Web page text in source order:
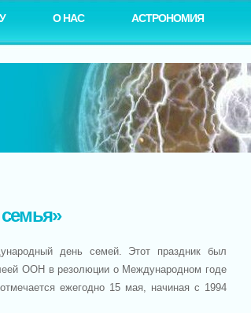
О НАС АСТРОНОМИЯ
день семей. Этот праздник был
ООН в резолюции о Международном годе
ежегодно 15 мая, начиная с 1994